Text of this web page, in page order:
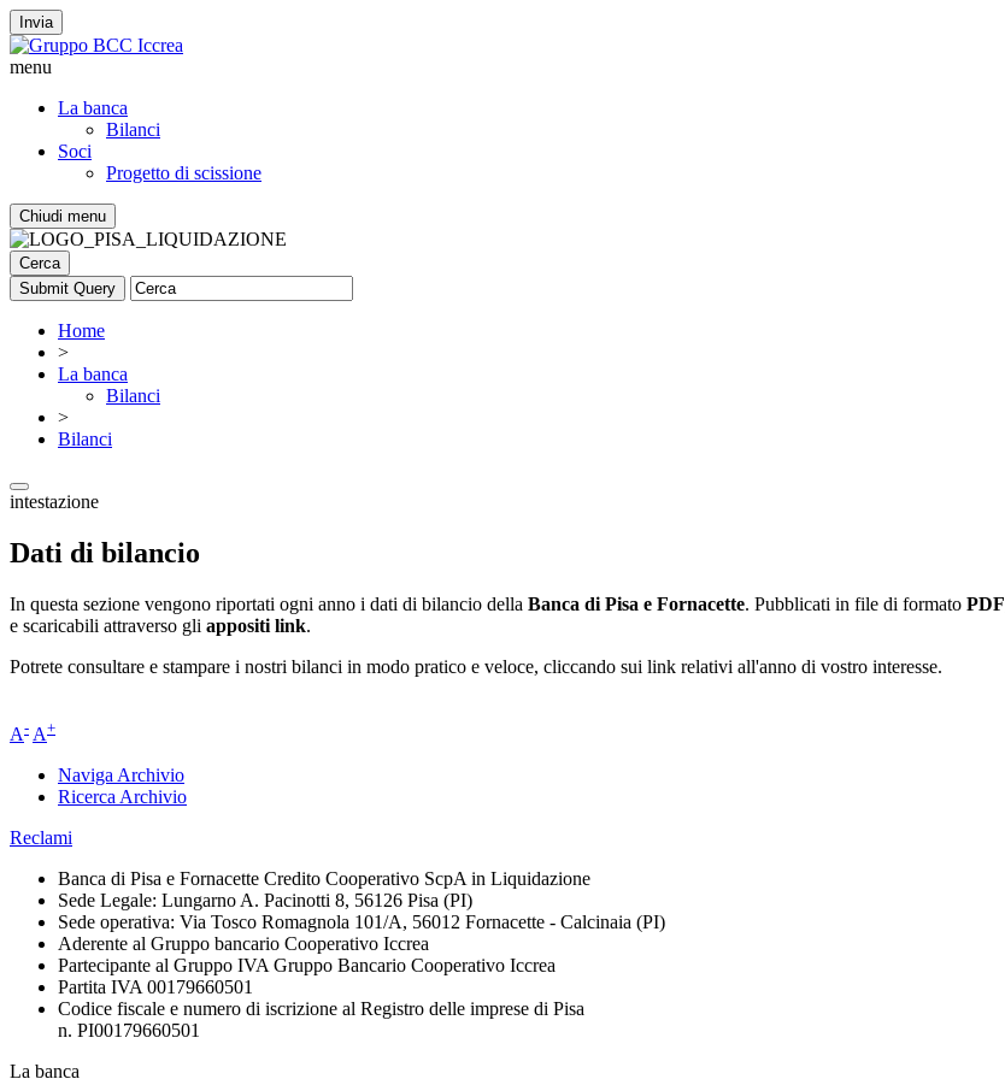
Invia
menu
La banca
Bilanci
Soci
Progetto di scissione
Chiudi menu
Cerca
Home
>
La banca
Bilanci
>
Bilanci
intestazione
Dati di bilancio
In questa sezione vengono riportati ogni anno i dati di bilancio della Banca di Pisa e Fornacette. Pubblicati in file di formato PDF
e scaricabili attraverso gli appositi link.
Potrete consultare e stampare i nostri bilanci in modo pratico e veloce, cliccando sui link relativi all'anno di vostro interesse.
A- A+
Naviga Archivio
Ricerca Archivio
Reclami
Banca di Pisa e Fornacette Credito Cooperativo ScpA in Liquidazione
Sede Legale: Lungarno A. Pacinotti 8, 56126 Pisa (PI)
Sede operativa: Via Tosco Romagnola 101/A, 56012 Fornacette - Calcinaia (PI)
Aderente al Gruppo bancario Cooperativo Iccrea
Partecipante al Gruppo IVA Gruppo Bancario Cooperativo Iccrea
Partita IVA 00179660501
Codice fiscale e numero di iscrizione al Registro delle imprese di Pisa
n. PI00179660501
La banca